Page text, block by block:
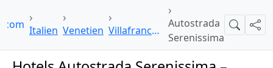
Italien Venetien Villafranca Padovana
Autostrada
Serenissima
Suche